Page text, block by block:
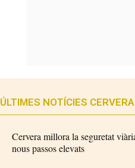
ÚLTIMES NOTÍCIES CERVERA
Cervera millora la seguretat
nous passos elevats